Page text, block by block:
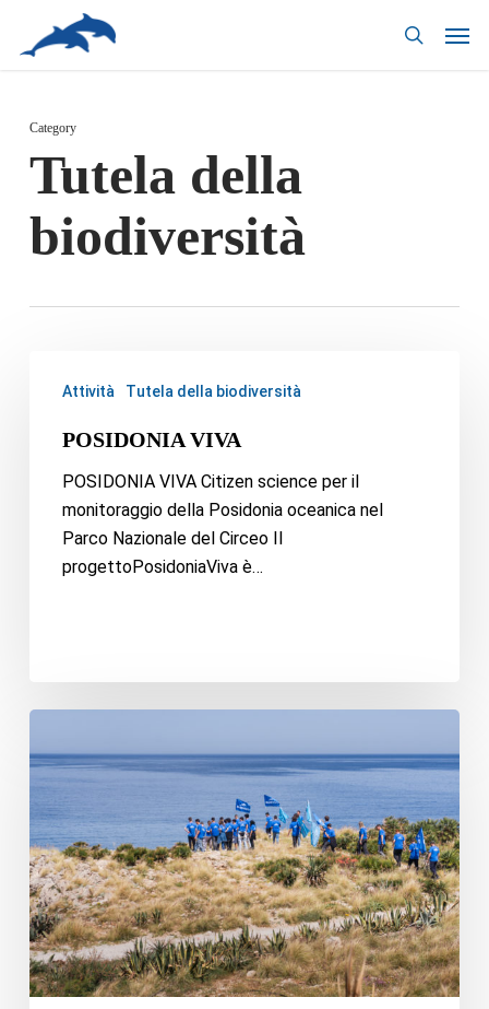
content
Category
Tutela della
biodiversità
Attività Tutela della biodiversità
POSIDONIA VIVA
POSIDONIA VIVA Citizen science per il
monitoraggio della Posidonia oceanica nel
Parco Nazionale del Circeo Il
progettoPosidoniaViva è…